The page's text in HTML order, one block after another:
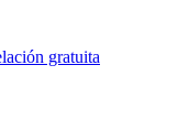
gratuita